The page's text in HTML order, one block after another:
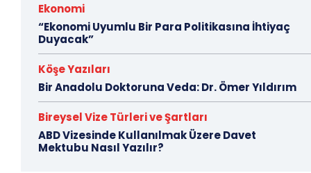
Ekonomi
“Ekonomi Uyumlu Bir Para Politikasına İhtiyaç
Duyacak”
Köşe Yazıları
Bir Anadolu Doktoruna Veda: Dr. Ömer Yıldırım
Bireysel Vize Türleri ve Şartları
ABD Vizesinde Kullanılmak Üzere Davet
Mektubu Nasıl Yazılır?